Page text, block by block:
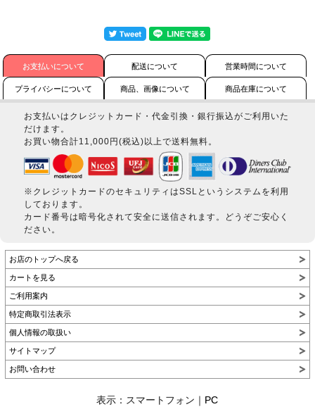
お支払いについて 配送について 営業時間について
プライバシーについて 商品、画像について 商品在庫について
お支払いはクレジットカード・代金引換・銀行振込がご利用いた
だけます。
お買い物合計11,000円(税込)以上で送料無料。
※クレジットカードのセキュリティはSSLというシステムを利用
しております。
カード番号は暗号化されて安全に送信されます。どうぞご安心く
ださい。
お店のトップへ戻る
カートを見る
ご利用案内
特定商取引法表示
個人情報の取扱い
サイトマップ
お問い合わせ
表示：スマートフォン｜ PC